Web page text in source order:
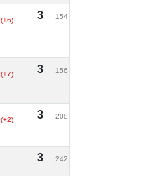
(+6)
3 154
(+7)
3 156
(+2)
3 208
3 242